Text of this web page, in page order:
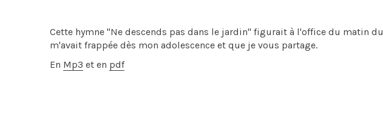
Cette hymne "Ne descends pas dans le jardin" figurait à l'office du matin
m'avait frappée dès mon adolescence et que je vous partage.
En Mp3 et en pdf